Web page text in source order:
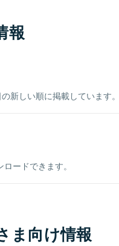
報
新しい順に掲載しています。
ードできます。
ま向け情報